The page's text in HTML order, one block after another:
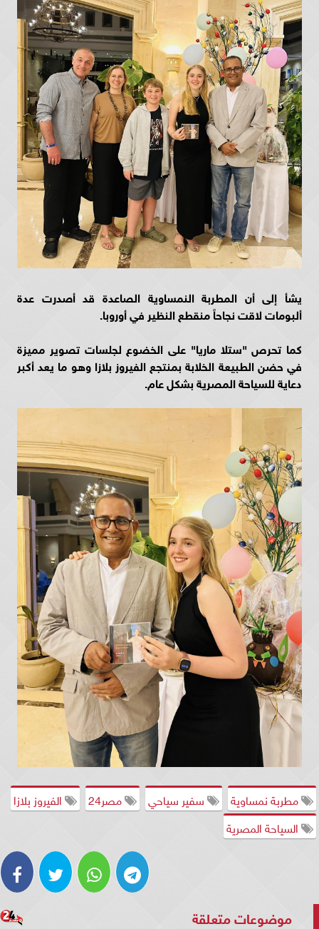
يشأ إلى أن المطربة النمساوية الصاعدة قد أصدرت عدة
ألبومات لاقت نجاحاً منقطع النظير في أوروبا.
كما تحرص "ستلا ماريا" على الخضوع لجلسات تصوير مميزة
في حضن الطبيعة الخلابة بمنتجع الفيروز بلازا وهو ما يعد أكبر
دعاية للسياحة المصرية بشكل عام.
مطربة نمساوية سفير سياحي مصر24
الفيروز بلازا
السياحة المصرية
موضوعات متعلقة